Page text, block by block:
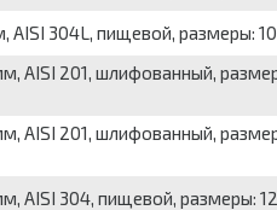
304L, пищевой, размеры:
AISI 201, шлифованный,
AISI 201, шлифованный,
AISI 304, пищевой, размеры: